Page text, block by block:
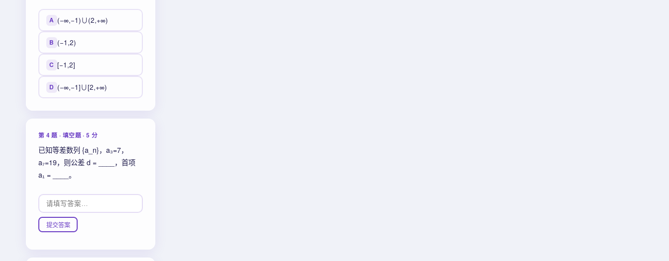
A (−∞,−1)∪(2,+∞)
B (−1,2)
C [−1,2]
D (−∞,−1]∪[2,+∞)
第 4 题 · 填空题 · 5 分
已知等差数列 {a_n}，a₃=7，
a₇=19，则公差 d = ____，首项
a₁ = ____。
提交答案